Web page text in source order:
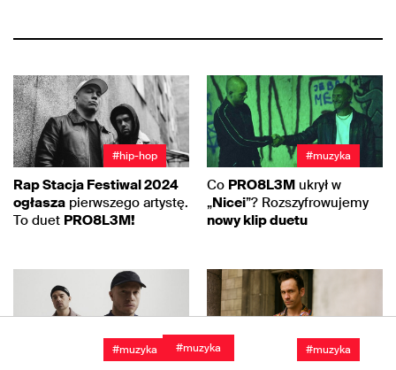
#muzyka
#hip-hop
Rap Stacja Festiwal 2024
ogłasza pierwszego artystę.
To duet PRO8L3M!
#muzyka
Co PRO8L3M ukrył w
„Nicei”? Rozszyfrowujemy
nowy klip duetu
#muzyka #muzyka